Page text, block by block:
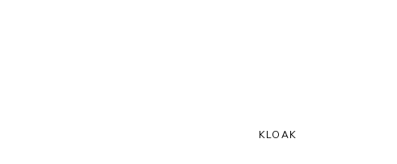
KLOAK